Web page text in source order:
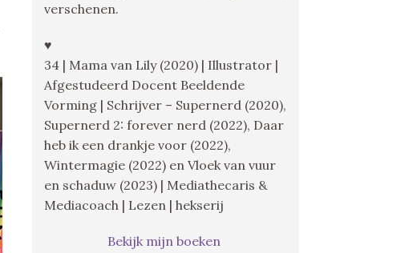
verschenen.
♥
34 | Mama van Lily (2020) | Illustrator |
Afgestudeerd Docent Beeldende
Vorming | Schrijver – Supernerd (2020),
Supernerd 2: forever nerd (2022), Daar
heb ik een drankje voor (2022),
Wintermagie (2022) en Vloek van vuur
en schaduw (2023) | Mediathecaris &
Mediacoach | Lezen | hekserij
Bekijk mijn boeken